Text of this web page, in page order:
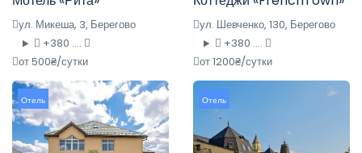
ул. Микеша, 3, Берегово
+380 ....
от 500₴/сутки
ул. Шевченко, 130, Берегово
+380 ....
от 1200₴/сутки
Отель Отель